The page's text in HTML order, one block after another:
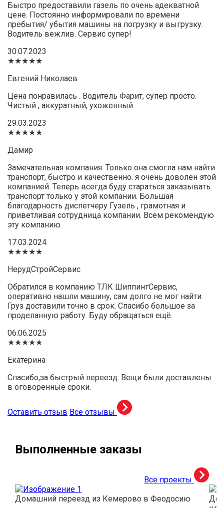
Быстро предоставили газель по очень адекватной
цене. Постоянно информировали по времени
пребытия/ убытия машины на погрузку и выгрузку.
Водитель вежлив. Сервис супер!
30.07.2023
★★★★★
Евгений Николаев
Цена понравилась . Водитель Фарит, супер просто.
Чистый , аккуратный, ухоженный.
29.03.2023
★★★★★
Дамир
Замечательная компания. Только она смогла нам найти
транспорт, быстро и качественно. я очень доволен этой
компанией. Теперь всегда буду стараться заказывать
транспорт только у этой компании. Большая
благодарность диспетчеру Гузель , грамотная и
приветливая сотрудница компании. Всем рекомендую
эту компанию.
17.03.2024
★★★★★
НерудСтройСервис
Обратился в компанию ТЛК ШиппингСервис,
оперативно нашли машину, сам долго не мог найти.
Груз доставили точно в срок. Спасибо большое за
проделанную работу. Буду обращаться ещё.
06.06.2025
★★★★★
Екатерина
Спасибо,за быстрый переезд. Вещи были доставлены
в оговоренные сроки.
Оставить отзыв Все отзывы
Выполненные заказы
Все проекты
Домашний переезд из Кемерово в Феодосию